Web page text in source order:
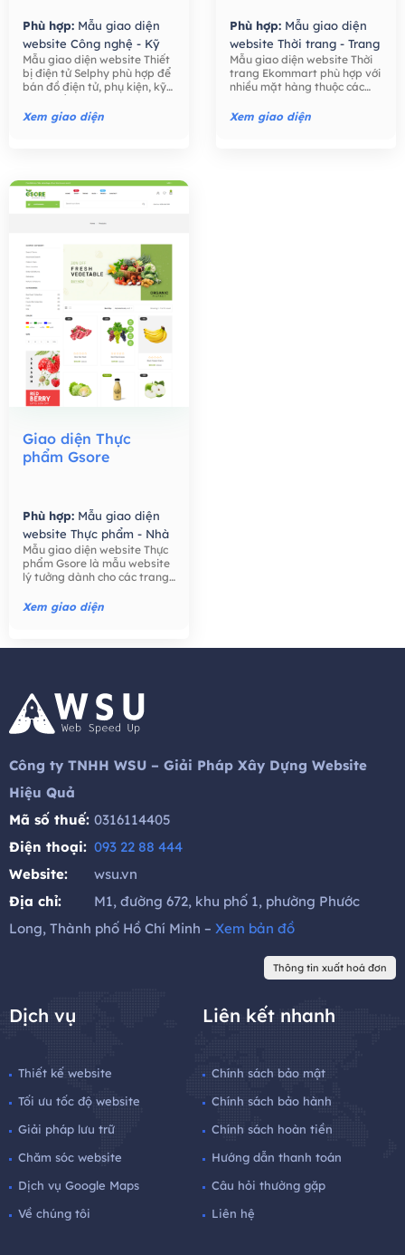
Phù hợp: Mẫu giao diện
website Công nghệ - Kỹ
thuật số,Mẫu giao diện
website Bán hàng -
Thương mại điện tử,
Mẫu giao diện website Thiết
bị điện tử Selphy phù hợp để
bán đồ điện tử, phụ kiện, kỹ
tính, máy ảnh, các phụ kiện
điện tử,….
Xem giao diện
Phù hợp: Mẫu giao diện
website Thời trang - Trang
Sức,Mẫu giao diện
website Bán hàng -
Thương mại điện tử,
Mẫu giao diện website Thời
trang Ekommart phù hợp với
nhiều mặt hàng thuộc các
thực phẩm, công nghệ, đồ
chơi trẻ em, đồng hồ, …
Xem giao diện
Giao diện Thực
phẩm Gsore
Phù hợp: Mẫu giao diện
website Thực phẩm - Nhà
Hàng,Mẫu giao diện
website Bán hàng -
Thương mại điện tử,
Mẫu giao diện website Thực
phẩm Gsore là mẫu website
lý tưởng dành cho các trang
phẩm, công ty thực phẩm,
thực phẩm hữu cơ, nước ép
trái cây, ..
Xem giao diện
Công ty TNHH WSU – Giải Pháp Xây Dựng Website
Hiệu Quả
Mã số thuế: 0316114405
Điện thoại: 093 22 88 444
Website:
wsu.vn
Địa chỉ:
M1, đường 672, khu phố 1, phường Phước
Long, Thành phố Hồ Chí Minh – Xem bản đồ
Thông tin xuất hoá đơn
Dịch vụ
Thiết kế website
Tối ưu tốc độ website
Giải pháp lưu trữ
Chăm sóc website
Dịch vụ Google Maps
Về chúng tôi
Liên kết nhanh
Chính sách bảo mật
Chính sách bảo hành
Chính sách hoàn tiền
Hướng dẫn thanh toán
Câu hỏi thường gặp
Liên hệ